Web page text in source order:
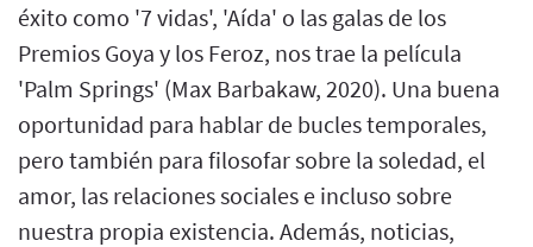
éxito como '7 vidas', 'Aída' o las galas de los
Premios Goya y los Feroz, nos trae la película
'Palm Springs' (Max Barbakaw, 2020). Una buena
oportunidad para hablar de bucles temporales,
pero también para filosofar sobre la soledad, el
amor, las relaciones sociales e incluso sobre
nuestra propia existencia. Además, noticias,